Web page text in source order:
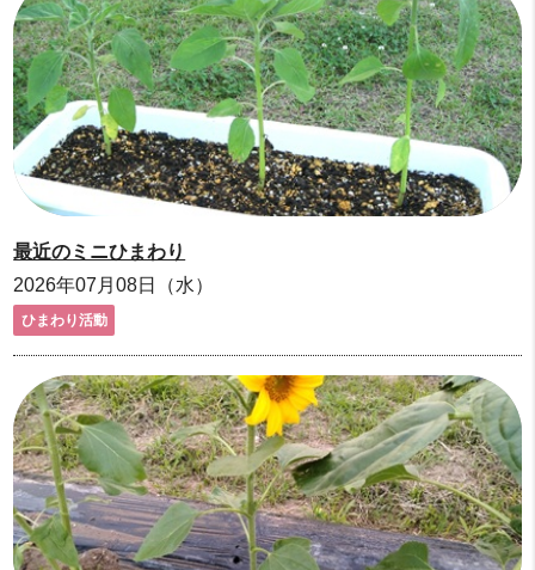
最近のミニひまわり
2026年07月08日（水）
ひまわり活動